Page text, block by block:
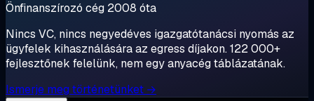
Önfinanszírozó cég 2008 óta
Nincs VC, nincs negyedéves igazgatótanácsi nyomás az
ügyfelek kihasználására az egress díjakon. 122 000+
fejlesztőnek felelünk, nem egy anyacég táblázatának.
Ismerje meg történetünket →